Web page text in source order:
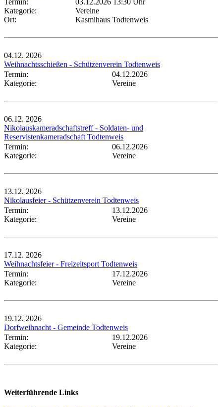
Termin:
03.12.2026 13:30 Uhr
Kategorie:
Vereine
Ort:
Kasmihaus Todtenweis
04.12. 2026
Weihnachtsschießen - Schützenverein Todtenweis
Termin:
04.12.2026
Kategorie:
Vereine
06.12. 2026
Nikolauskameradschaftstreff - Soldaten- und
Reservistenkameradschaft Todtenweis
Termin:
06.12.2026
Kategorie:
Vereine
13.12. 2026
Nikolausfeier - Schützenverein Todtenweis
Termin:
13.12.2026
Kategorie:
Vereine
17.12. 2026
Weihnachtsfeier - Freizeitsport Todtenweis
Termin:
17.12.2026
Kategorie:
Vereine
19.12. 2026
Dorfweihnacht - Gemeinde Todtenweis
Termin:
19.12.2026
Kategorie:
Vereine
Weiterführende Links